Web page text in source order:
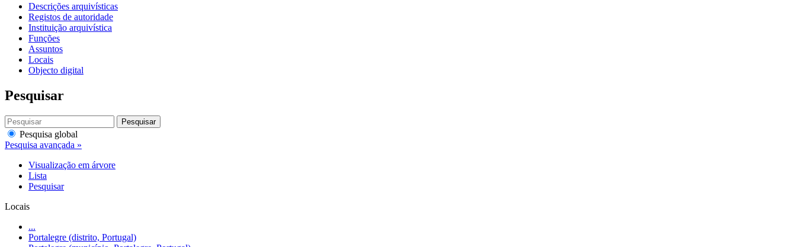
Descrições arquivísticas
Registos de autoridade
Instituição arquivística
Funções
Assuntos
Locais
Objecto digital
Pesquisar
Pesquisar
Pesquisa global
Pesquisa avançada »
Visualização em árvore
Lista
Pesquisar
Locais
...
Portalegre (distrito, Portugal)